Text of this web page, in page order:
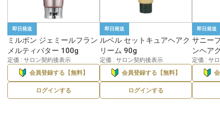
即日発送
ミルボン ジェミールフラン
メルティバター 100g
定価 : サロン契約後表示
会員登録する【無料】
ログインする
即日発送
ルベル セットキュアヘアク
リーム 90g
定価 : サロン契約後表示
会員登録する【無料】
ログインする
即日発送
サニー
ンヘア
定価 : サ